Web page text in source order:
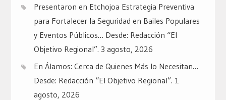
Presentaron en Etchojoa Estrategia Preventiva
para Fortalecer la Seguridad en Bailes Populares
y Eventos Públicos… Desde: Redacción “El
Objetivo Regional”. 3 agosto, 2026
En Álamos: Cerca de Quienes Más lo Necesitan…
Desde: Redacción “El Objetivo Regional”. 1
agosto, 2026